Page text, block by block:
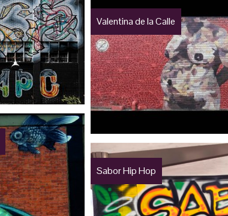
Valentina de la Calle
Sabor Hip Hop